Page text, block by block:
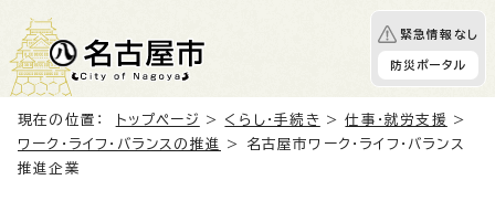
緊急情報なし
防災ポータル
現在の位置： トップページ > くらし・手続き >仕事・就労支援
>
ワーク・ライフ・バランスの推進
> 名古屋市ワーク・ライフ・バランス
推進企業